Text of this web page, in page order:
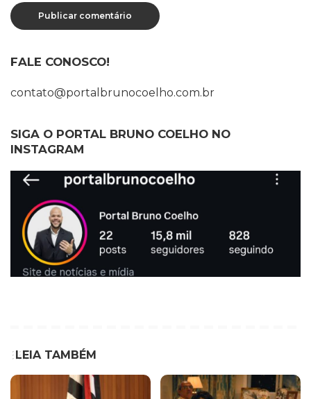
FALE CONOSCO!
contato@portalbrunocoelho.com.br
SIGA O PORTAL BRUNO COELHO NO
INSTAGRAM
LEIA TAMBÉM